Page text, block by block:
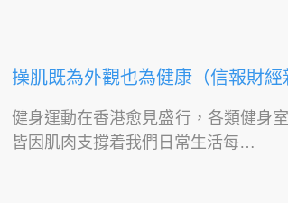
操肌既為外觀也為健康（信報財經
健身運動在香港愈見盛行，各類健身
皆因肌肉支撐着我們日常生活每…